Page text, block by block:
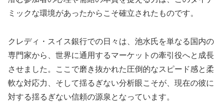
ミックな環境があったからこそ確立されたものです。
クレディ・スイス銀行での日々は、池水氏を単なる国内の
専門家から、世界に通用するマーケットの牽引役へと成長
させました。ここで磨き抜かれた圧倒的なスピード感と柔
軟な対応力、そして揺るぎない分析眼こそが、現在の彼に
対する揺るぎない信頼の源泉となっています。